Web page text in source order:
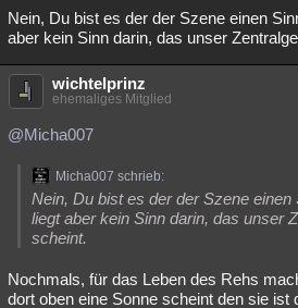
Nein, Du bist es der der Szene einen
aber kein Sinn darin, das unser
wichtelprinz
ehemaliges Mitglied
@Micha007
Micha007 schrieb:
Nein, Du bist es der der Szene
liegt aber kein Sinn darin, das unser
scheint.
Nochmals, für das Leben des Rehs
dort oben eine Sonne scheint den sie ist